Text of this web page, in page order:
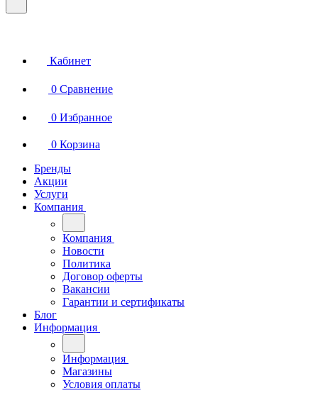
Кабинет
0 Сравнение
0 Избранное
0 Корзина
Бренды
Акции
Услуги
Компания
Компания
Новости
Политика
Договор оферты
Вакансии
Гарантии и сертификаты
Блог
Информация
Информация
Магазины
Условия оплаты